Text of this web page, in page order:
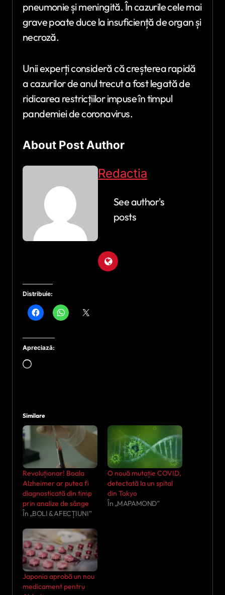
pneumonie și meningită. În cazurile cele mai
grave poate duce la insuficiență de organ și
necroză.
Unii experți consideră că creșterea rapidă
a cazurilor de anul trecut a fost legată de
ridicarea restricțiilor impuse în timpul
pandemiei de coronavirus.
About Post Author
Redactia
See author's
posts
Distribuie:
Apreciază:
Încarc...
Similare
Revoluționar! Boala
Alzheimer ar putea fi
diagnosticată din timp
prin analize de sânge
În „BOLI & AFECȚIUNI”
O nouă mutație COVID,
detectată la un spital
din Tokyo
În „MAPAMOND”
Japonia aprobă un nou
medicament pentru